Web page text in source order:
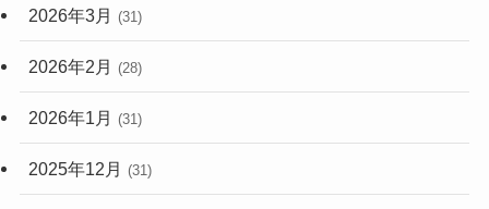
2026年3月 (31)
2026年2月 (28)
2026年1月 (31)
2025年12月 (31)